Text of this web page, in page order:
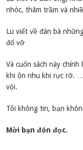
nhóc, thâm trầm và
Lu viết về đàn bà
đổ vỡ
Và cuốn sách này
khi ôn nhu khi rực rỡ.
vội.
Tôi không tin, bạn
Mời bạn đón đọc.